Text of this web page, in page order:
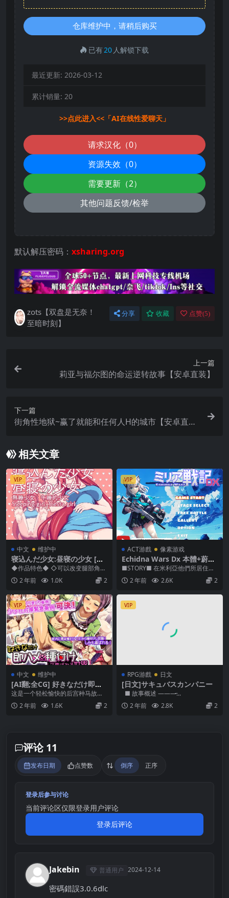
仓库维护中，请稍后购买
已有20 人解锁下载
最近更新: 2026-03-12
累计销量: 20
>>点此进入<<「AI在线性爱聊天」
请求汉化（0）
资源失效（0）
需要更新（2）
其他问题反馈/检举
默认解压密码： xsharing.org
zots【双盘是无奈！
至暗时刻】
分享 收藏 点赞(5)
上一篇
莉亚与福尔图的命运逆转故事【安卓直装】
下一篇
街角性地狱~赢了就能和任何人H的城市【安卓直
相关文章
VIP
中文 维护中
寝込んだ少女:昼寝の少女 [官
方簡中]
◆作品特色◆ ◇可以改变腿部角度
◇更换不同的发型和肤色 ◇受孕后
变成怀孕体型 ...
2 年前 1.0K 2
VIP
ACT游戲 像素游戏
Echidna Wars Dx 本體+蔚藍
檔案白子MOD
■STORY■ 在米利亞他們所居住的
當地都市·凌儒澤 原本和平的街道
上，突然收到...
2 年前 2.6K 2
VIP
中文 维护中
[AI翻;全CG] 好きなだけ即ハ
メ&種付けして喜ばれる世界
[簡中]
这是一个轻松愉快的后宫种马故
事。 在某个地方，有一个不知道为
什么只出生女性的小镇...
2 年前 1.6K 2
VIP
RPG游戲 日文
[日文]サキュバスカンパニー
■ 故事概述 ———̵...
2 年前
2.8K 2
评论 11
发布日期 点赞数 倒序 正序
登录后参与讨论
当前评论区仅限登录用户评论
登录后评论
J Jakebin 普通用户 2024-12-14
密碼錯誤3.0.6dlc